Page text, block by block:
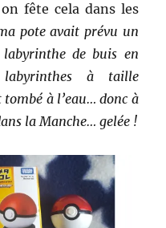
fête cela dans les
pote avait prévu un
de buis en
labyrinthes à taille
à l’eau… donc à
la Manche… gelée !